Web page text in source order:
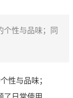
性与品味；同
性与品味；